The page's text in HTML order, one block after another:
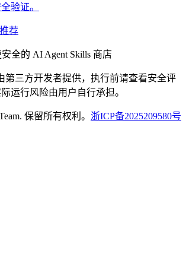
验证。
荐
全的 AI Agent Skills 商店
第三方开发者提供，执行前请查看安全评
运行风险由用户自行承担。
保留所有权利。 浙ICP备2025209580号